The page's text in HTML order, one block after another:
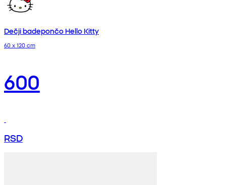
Dečji badepončo Hello Kitty
60 x 120 cm
600
RSD